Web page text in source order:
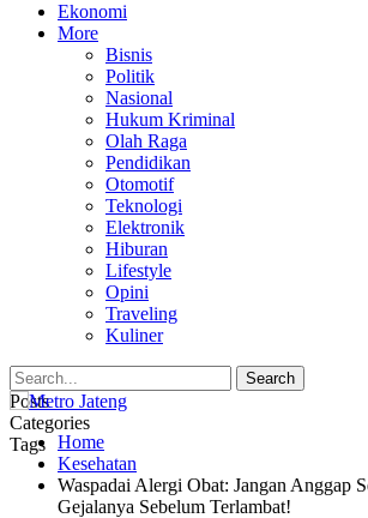
Ekonomi
More
Bisnis
Politik
Nasional
Hukum Kriminal
Olah Raga
Pendidikan
Otomotif
Teknologi
Elektronik
Hiburan
Lifestyle
Opini
Traveling
Kuliner
Posts
Categories
Tags Home
Kesehatan
Waspadai Alergi Obat: Jangan Anggap
Gejalanya Sebelum Terlambat!